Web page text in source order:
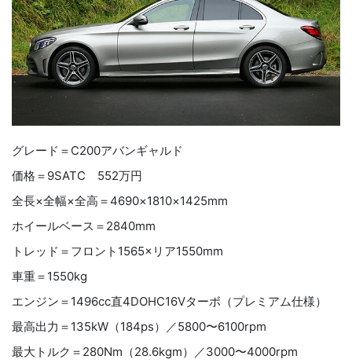
グレード＝ C200アバンギャルド
価格＝ 9SATC 552万円
全長×全幅×全高＝4690×1810×1425mm
ホイールベース＝ 2840mm
トレッド＝フロント 1565× リア1550mm
車重＝ 1550kg
エンジン＝ 1496cc直4DOHC16Vターボ（プレミアム仕様）
最高出力＝ 135kW （184ps）／5800〜6100rpm
最大トルク＝ 280Nm （28.6kgm）／3000〜4000rpm